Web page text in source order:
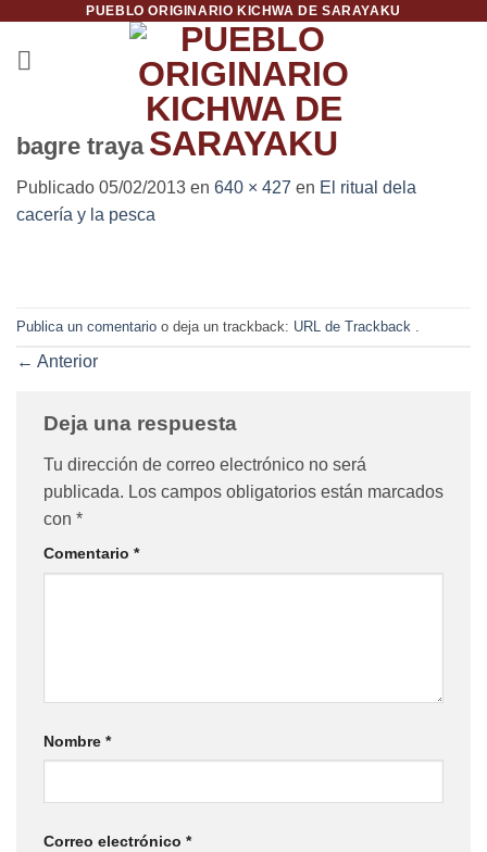
contenido
PUEBLO ORIGINARIO KICHWA DE SARAYAKU
bagre traya
Publicado 05/02/2013 en 640 × 427 en El ritual dela
cacería y la pesca
Publica un comentario o deja un trackback: URL de Trackback
← Anterior
Deja una respuesta
Tu dirección de correo electrónico no será
publicada. Los campos obligatorios están marcados
con *
Comentario *
Nombre *
Correo electrónico *